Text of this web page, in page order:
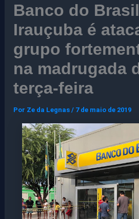
Banco do
Irauçuba é
grupo
na madrugada
terça-feira
Por Ze da Legnas/ 7 de maio de 2019